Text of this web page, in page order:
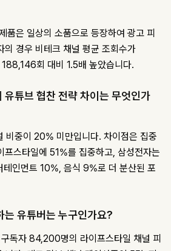
품은 일상의 소품으로 등장하여 광고 피
의 경우 비테크 채널 평균 조회수가
회 대비 1.5배 높았습니다.
유튜브 협찬 전략 차이는 무엇인가
비중이 20% 미만입니다. 차이점은 집중
프스타일에 51%를 집중하고, 삼성전자는
인먼트 10%, 음식 9%로 더 분산된 포
는 유튜버는 누구인가요?
독자 84,200명의 라이프스타일 채널 피